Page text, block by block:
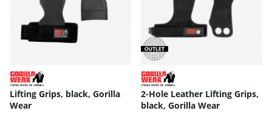
Lifting Grips, black, Gorilla
Wear
2-Hole Leather Lifting Grips,
black, Gorilla Wear